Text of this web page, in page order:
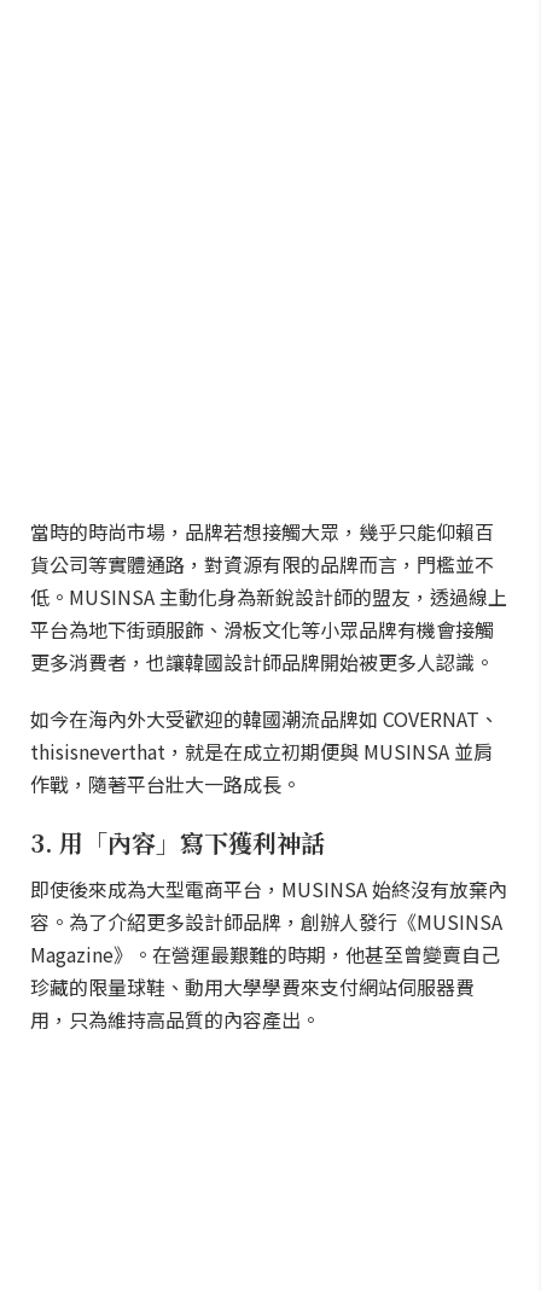
當時的時尚市場，品牌若想接觸大眾，幾乎只能仰賴百
貨公司等實體通路，對資源有限的品牌而言，門檻並不
低。MUSINSA 主動化身為新銳設計師的盟友，透過線上
平台為地下街頭服飾、滑板文化等小眾品牌有機會接觸
更多消費者，也讓韓國設計師品牌開始被更多人認識。
如今在海內外大受歡迎的韓國潮流品牌如 COVERNAT、
thisisneverthat，就是在成立初期便與 MUSINSA 並肩
作戰，隨著平台壯大一路成長。
3. 用「內容」寫下獲利神話
即使後來成為大型電商平台，MUSINSA 始終沒有放棄內
容。為了介紹更多設計師品牌，創辦人發行《MUSINSA
Magazine》。在營運最艱難的時期，他甚至曾變賣自己
珍藏的限量球鞋、動用大學學費來支付網站伺服器費
用，只為維持高品質的內容產出。